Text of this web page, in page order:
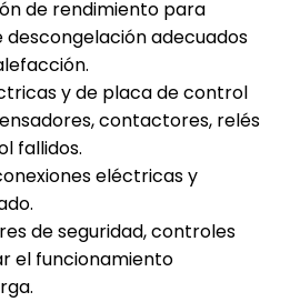
de rendimiento para
descongelación adecuados
y de placa de control
contactores, relés
fallidos.
eléctricas y
de seguridad, controles
el funcionamiento